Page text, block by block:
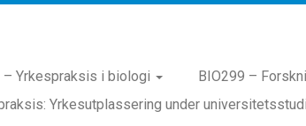
– Yrkespraksis i biologi BIO299 –
Yrkesutplassering under